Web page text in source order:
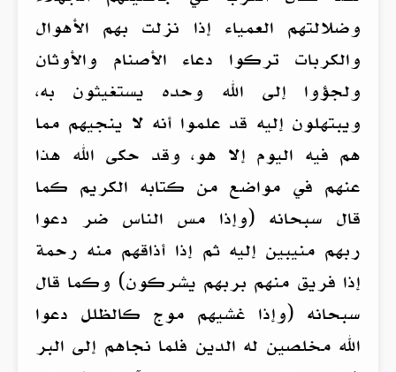
وضلالتهم العمياء إذا نزلت بهم الأهوال
والكربات تركوا دعاء الأصنام والأوثان
ولجؤوا إلى الله وحده يستغيثون به،
ويبتهلون إليه قد علموا أنه لا ينجيهم مما
هم فيه اليوم إلا هو، وقد حكى الله هذا
عنهم في مواضع من كتابه الكريم كما
قال سبحانه (وإذا مس الناس ضر دعوا
ربهم منيبين إليه ثم إذا أذاقهم منه رحمة
إذا فريق منهم بربهم يشركون) وكما قال
سبحانه (وإذا غشيهم موج كالظلل دعوا
الله مخلصين له الدين فلما نجاهم إلى البر